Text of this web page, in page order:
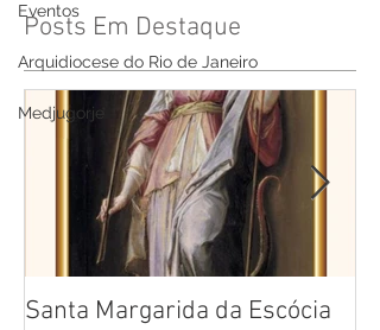
Eventos
Arquidiocese do Rio de Janeiro
Medjugorje
Posts Em Destaque
Santa Margarida da Escócia